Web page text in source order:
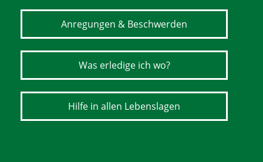
Anregungen & Beschwerden
Was erledige ich wo?
Hilfe in allen Lebenslagen